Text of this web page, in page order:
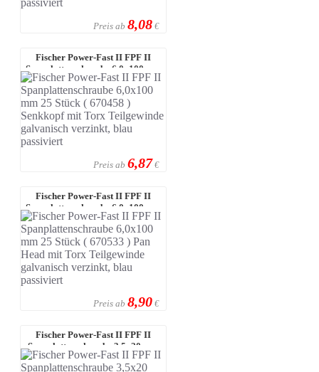
Preis ab 8,08 €
Fischer Power-Fast II FPF II
Spanplattenschraube 6,0x100 mm
25 S ...
Preis ab 6,87 €
Fischer Power-Fast II FPF II
Spanplattenschraube 6,0x100 mm
25 S ...
Preis ab 8,90 €
Fischer Power-Fast II FPF II
Spanplattenschraube 3,5x20 mm
200 S ...